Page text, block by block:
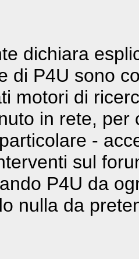
dichiara
di P4U sono
motori di
in rete, per
-
sul
P4U da
nulla da